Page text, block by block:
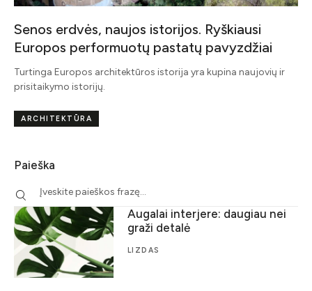
Senos erdvės, naujos istorijos. Ryškiausi
Europos performuotų pastatų pavyzdžiai
Turtinga Europos architektūros istorija yra kupina naujovių ir
prisitaikymo istorijų.
ARCHITEKTŪRA
Paieška
Augalai interjere: daugiau nei
graži detalė
LIZDAS